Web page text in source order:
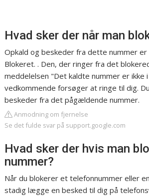
Hvad sker der når man
Opkald og beskeder fra dette nummer
Blokeret. . Den, der ringer fra det
meddelelsen "Det kaldte nummer er ikke
vedkommende forsøger at ringe til dig.
beskeder fra det pågældende nummer.
Anmodning om fjernelse
Se det fulde svar på support.google.com
Hvad sker der hvis man
nummer?
Når du blokerer et telefonnummer eller
stadig lægge en besked til dig på